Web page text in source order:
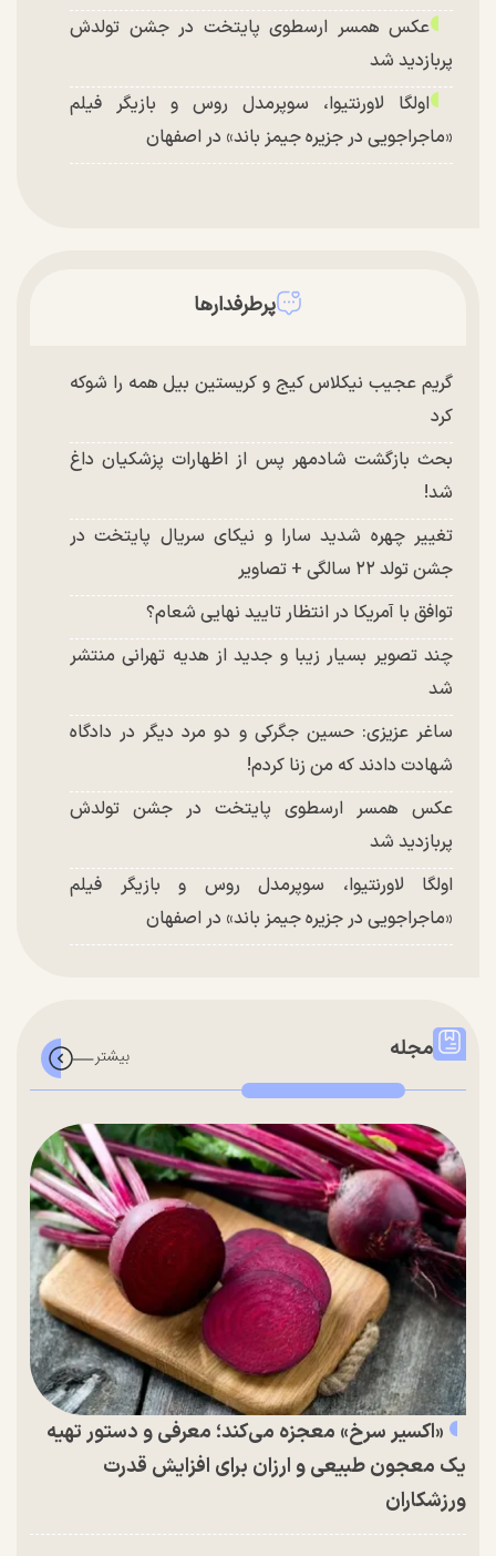
عکس همسر ارسطوی پایتخت در جشن تولدش
پربازدید شد
اولگا لاورنتیوا، سوپرمدل روس و بازیگر فیلم
«ماجراجویی در جزیره جیمز باند» در اصفهان
پرطرفدارها
گریم عجیب نیکلاس کیج و کریستین بیل همه را شوکه
کرد
بحث بازگشت شادمهر پس از اظهارات پزشکیان داغ
شد!
تغییر چهره شدید سارا و نیکای سریال پایتخت در
جشن تولد ۲۲ سالگی + تصاویر
توافق با آمریکا در انتظار تایید نهایی شعام؟
چند تصویر بسیار زیبا و جدید از هدیه تهرانی منتشر
شد
ساغر عزیزی: حسین جگرکی و دو مرد دیگر در دادگاه
شهادت دادند که من زنا کردم!
عکس همسر ارسطوی پایتخت در جشن تولدش
پربازدید شد
اولگا لاورنتیوا، سوپرمدل روس و بازیگر فیلم
«ماجراجویی در جزیره جیمز باند» در اصفهان
مجله
«اکسیر سرخ» معجزه می‌کند؛ معرفی و دستور تهیه
یک معجون طبیعی و ارزان برای افزایش قدرت
ورزشکاران